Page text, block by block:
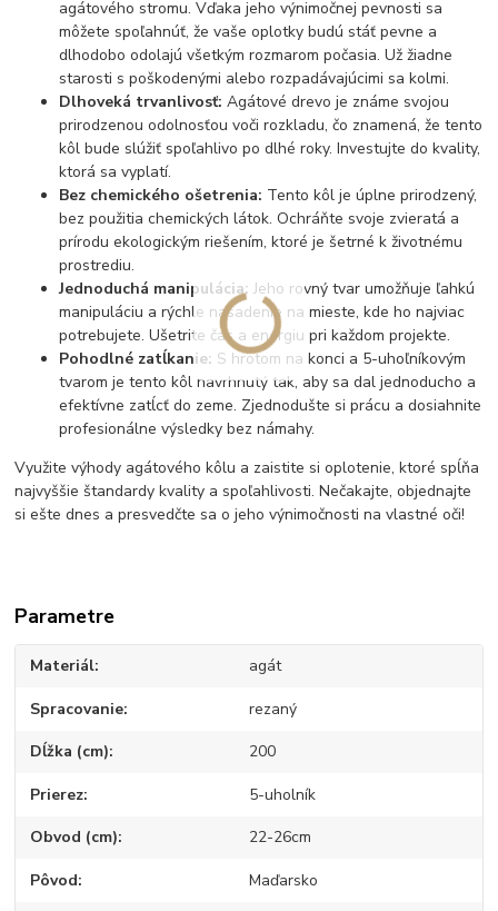
agátového stromu. Vďaka jeho výnimočnej pevnosti sa
môžete spoľahnúť, že vaše oplotky budú stáť pevne a
dlhodobo odolajú všetkým rozmarom počasia. Už žiadne
starosti s poškodenými alebo rozpadávajúcimi sa kolmi.
Dlhoveká trvanlivosť: Agátové drevo je známe svojou
prirodzenou odolnosťou voči rozkladu, čo znamená, že tento
kôl bude slúžiť spoľahlivo po dlhé roky. Investujte do kvality,
ktorá sa vyplatí.
Bez chemického ošetrenia: Tento kôl je úplne prirodzený,
bez použitia chemických látok. Ochráňte svoje zvieratá a
prírodu ekologickým riešením, ktoré je šetrné k životnému
prostrediu.
Jednoduchá manipulácia:Jeho rovný tvar umožňuje ľahkú
manipuláciu a rýchle nasadenie na mieste, kde ho najviac
potrebujete. Ušetrite čas a energiu pri každom projekte.
Pohodlné zatĺkanie: S hrotom na konci a 5-uhoľníkovým
tvarom je tento kôl navrhnutý tak, aby sa dal jednoducho a
efektívne zatĺcť do zeme. Zjednodušte si prácu a dosiahnite
profesionálne výsledky bez námahy.
Využite výhody agátového kôlu a zaistite si oplotenie, ktoré spĺňa
najvyššie štandardy kvality a spoľahlivosti. Nečakajte, objednajte
si ešte dnes a presvedčte sa o jeho výnimočnosti na vlastné oči!
Parametre
Materiál agát
Spracovanie rezaný
Dĺžka (cm) 200
Prierez 5-uholník
Obvod (cm) 22-26cm
Pôvod Maďarsko